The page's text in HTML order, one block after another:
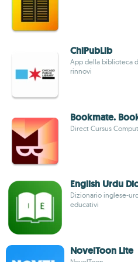
ChiPubLib
App della biblioteca
rinnovi
Bookmate.
Direct Cursus
English Urdu
Dizionario inglese-
educativi
NovelToon Lite